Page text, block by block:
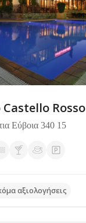
Castello Rosso
Εύβοια 340 15